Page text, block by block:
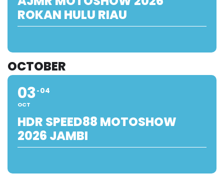
ROKAN HULU RIAU
OCTOBER
03
OCT
04
HDR SPEED88 MOTOSHOW
2026 JAMBI